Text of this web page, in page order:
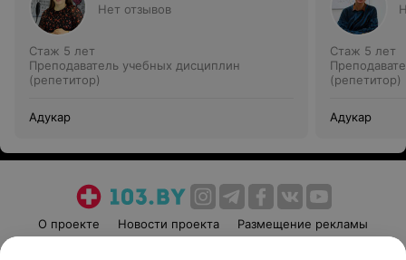
Нет отзывов
Стаж 5 лет
Преподаватель учебных дисциплин
(репетитор)
Адукар
Стаж 5 лет
(репетитор)
Адукар
О проекте Новости проекта
Размещение рекламы